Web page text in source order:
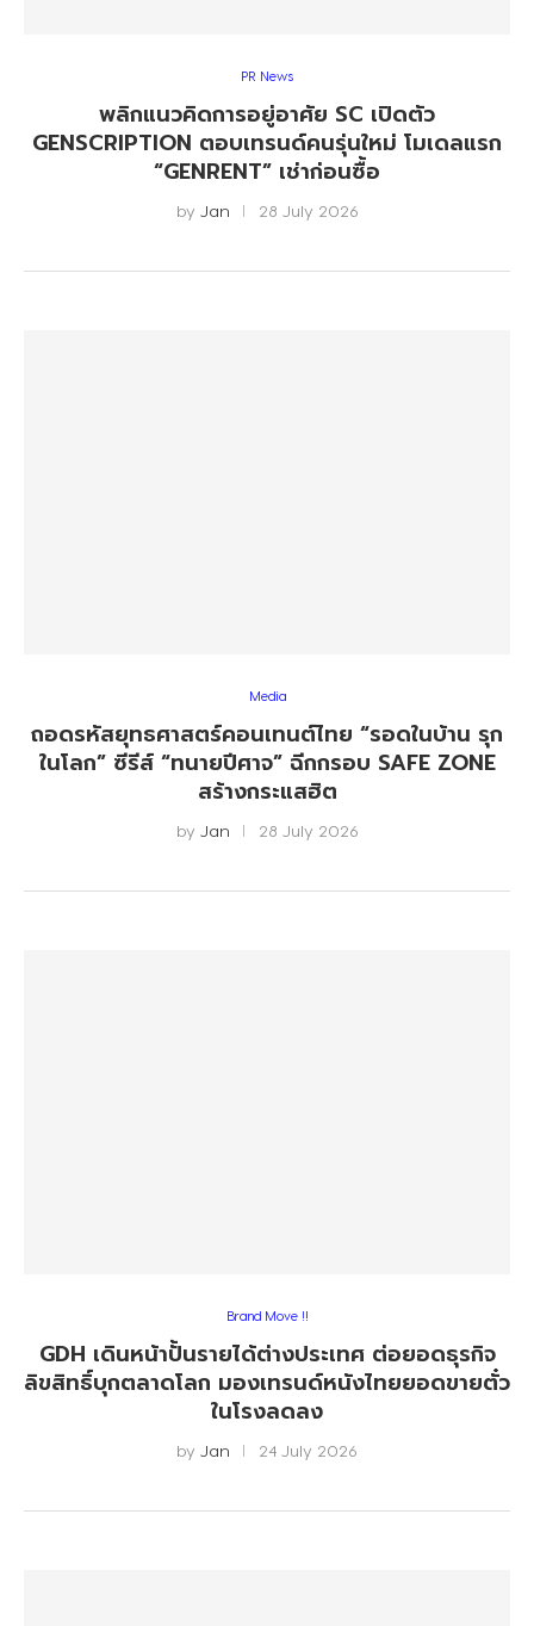
PR News
พลิกแนวคิดการอยู่อาศัย SC เปิดตัว
GENSCRIPTION ตอบเทรนด์คนรุ่นใหม่ โมเดลแรก
“GENRENT” เช่าก่อนซื้อ
by Jan 28 July 2026
Media
ถอดรหัสยุทธศาสตร์คอนเทนต์ไทย “รอดในบ้าน รุก
ในโลก” ซีรีส์ “ทนายปีศาจ” ฉีกกรอบ SAFE ZONE
สร้างกระแสฮิต
by Jan 28 July 2026
Brand Move !!
GDH เดินหน้าปั้นรายได้ต่างประเทศ ต่อยอดธุรกิจ
ลิขสิทธิ์บุกตลาดโลก มองเทรนด์หนังไทยยอดขายตั๋ว
ในโรงลดลง
by Jan 24 July 2026